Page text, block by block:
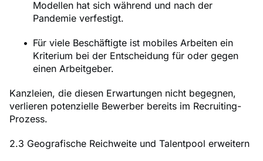
Modellen hat sich während und nach der
Pandemie verfestigt.
Für viele Beschäftigte ist mobiles Arbeiten ein
Kriterium bei der Entscheidung für oder gegen
einen Arbeitgeber.
Kanzleien, die diesen Erwartungen nicht begegnen,
verlieren potenzielle Bewerber bereits im Recruiting-
Prozess.
2.3 Geografische Reichweite und Talentpool erweitern